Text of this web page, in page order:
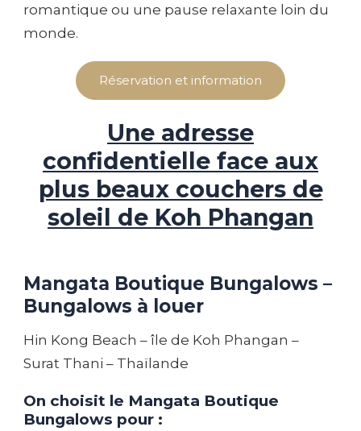
romantique ou une pause relaxante loin du
monde.
Réservation et information
Une adresse
confidentielle face aux
plus beaux couchers de
soleil de Koh Phangan
Mangata Boutique Bungalows –
Bungalows à louer
Hin Kong Beach – île de Koh Phangan –
Surat Thani – Thaïlande
On choisit le Mangata Boutique
Bungalows pour :